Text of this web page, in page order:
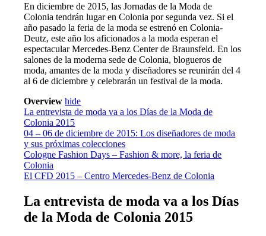
En diciembre de 2015, las Jornadas de la Moda de
Colonia tendrán lugar en Colonia por segunda vez. Si el
año pasado la feria de la moda se estrenó en Colonia-
Deutz, este año los aficionados a la moda esperan el
espectacular Mercedes-Benz Center de Braunsfeld. En los
salones de la moderna sede de Colonia, blogueros de
moda, amantes de la moda y diseñadores se reunirán del 4
al 6 de diciembre y celebrarán un festival de la moda.
Overview hide
La entrevista de moda va a los Días de la Moda de
Colonia 2015
04 – 06 de diciembre de 2015: Los diseñadores de moda
y sus próximas colecciones
Cologne Fashion Days – Fashion & more, la feria de
Colonia
El CFD 2015 – Centro Mercedes-Benz de Colonia
La entrevista de moda va a los Días
de la Moda de Colonia 2015